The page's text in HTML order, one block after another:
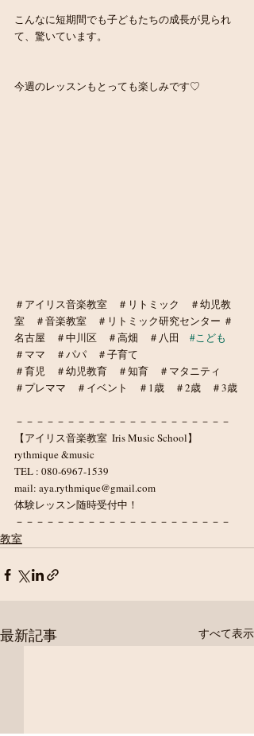
こんなに短期間でも子どもたちの成長が見られ
て、驚いています。
今週のレッスンもとっても楽しみです♡
＃アイリス音楽教室　＃リトミック　＃幼児教
室　＃音楽教室　＃リトミック研究センター ＃
名古屋　＃中川区　＃高畑　＃八田 #こども
＃ママ　＃パパ　＃子育て
＃育児　＃幼児教育　＃知育　＃マタニティ
＃プレママ　＃イベント　＃1歳　＃2歳　＃3歳
－－－－－－－－－－－－－－－－－－－－－
【アイリス音楽教室  Iris Music School】
rythmique &music
TEL : 080-6967-1539
mail: aya.rythmique@gmail.com
体験レッスン随時受付中！
－－－－－－－－－－－－－－－－－－－－－
教室
最新記事 すべて表示